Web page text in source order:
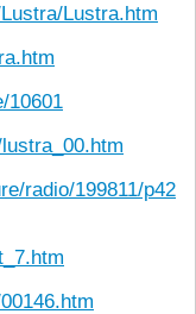
Lustra.htm
10601
radio/199811/p42